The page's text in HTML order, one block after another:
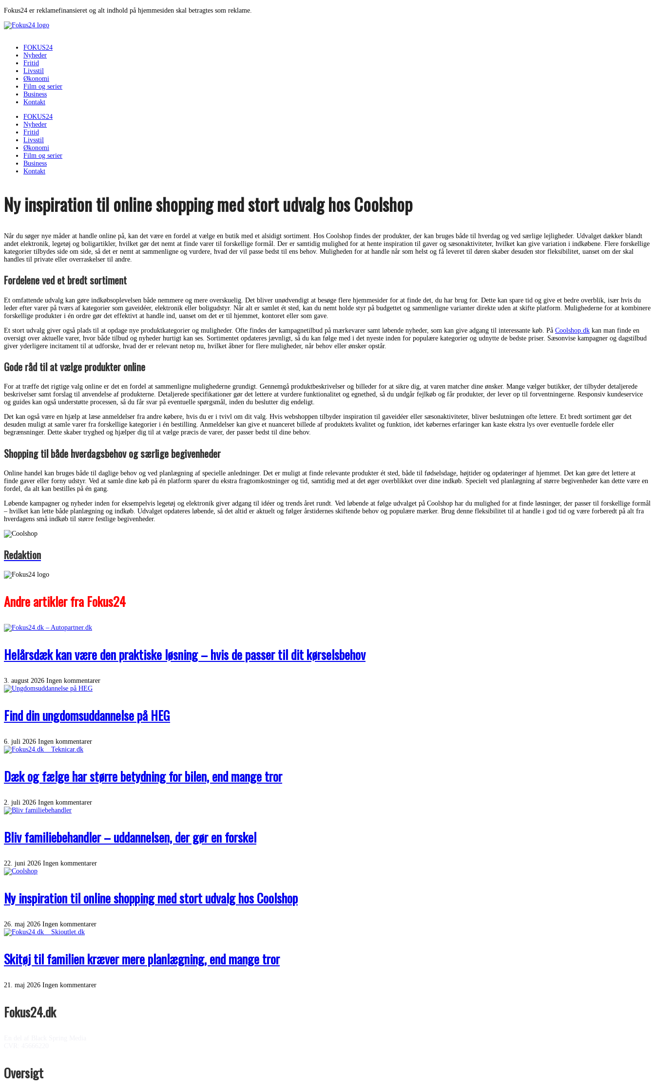
Fokus24 er reklamefinansieret og alt indhold på hjemmesiden skal betragtes som reklame.
FOKUS24
Nyheder
Fritid
Livsstil
Økonomi
Film og serier
Business
Kontakt
FOKUS24
Nyheder
Fritid
Livsstil
Økonomi
Film og serier
Business
Kontakt
Ny inspiration til online shopping med stort udvalg hos Coolshop
Når du søger nye måder at handle online på, kan det være en fordel at vælge en butik med et alsidigt sortiment. Hos Coolshop findes der produkter, der kan bruges både til hverdag og ved særlige lejligheder. Udvalget dækker blandt
andet elektronik, legetøj og boligartikler, hvilket gør det nemt at finde varer til forskellige formål. Der er samtidig mulighed for at hente inspiration til gaver og sæsonaktiviteter, hvilket kan give variation i indkøbene. Flere forskellige
kategorier tilbydes side om side, så det er nemt at sammenligne og vurdere, hvad der vil passe bedst til ens behov. Muligheden for at handle når som helst og få leveret til døren skaber desuden stor fleksibilitet, uanset om der skal
handles til private eller overraskelser til andre.
Fordelene ved et bredt sortiment
Et omfattende udvalg kan gøre indkøbsoplevelsen både nemmere og mere overskuelig. Det bliver unødvendigt at besøge flere hjemmesider for at finde det, du har brug for. Dette kan spare tid og give et bedre overblik, især hvis du
leder efter varer på tværs af kategorier som gaveidéer, elektronik eller boligudstyr. Når alt er samlet ét sted, kan du nemt holde styr på budgettet og sammenligne varianter direkte uden at skifte platform. Mulighederne for at kombinere
forskellige produkter i én ordre gør det effektivt at handle ind, uanset om det er til hjemmet, kontoret eller som gave.
Et stort udvalg giver også plads til at opdage nye produktkategorier og muligheder. Ofte findes der kampagnetilbud på mærkevarer samt løbende nyheder, som kan give adgang til interessante køb. På Coolshop.dk kan man finde en
oversigt over aktuelle varer, hvor både tilbud og nyheder hurtigt kan ses. Sortimentet opdateres jævnligt, så du kan følge med i det nyeste inden for populære kategorier og udnytte de bedste priser. Sæsonvise kampagner og dagstilbud
giver yderligere incitament til at udforske, hvad der er relevant netop nu, hvilket åbner for flere muligheder, når behov eller ønsker opstår.
Gode råd til at vælge produkter online
For at træffe det rigtige valg online er det en fordel at sammenligne mulighederne grundigt. Gennemgå produktbeskrivelser og billeder for at sikre dig, at varen matcher dine ønsker. Mange vælger butikker, der tilbyder detaljerede
beskrivelser samt forslag til anvendelse af produkterne. Detaljerede specifikationer gør det lettere at vurdere funktionalitet og egnethed, så du undgår fejlkøb og får produkter, der lever op til forventningerne. Responsiv kundeservice
og guides kan også understøtte processen, så du får svar på eventuelle spørgsmål, inden du beslutter dig endeligt.
Det kan også være en hjælp at læse anmeldelser fra andre købere, hvis du er i tvivl om dit valg. Hvis webshoppen tilbyder inspiration til gaveidéer eller sæsonaktiviteter, bliver beslutningen ofte lettere. Et bredt sortiment gør det
desuden muligt at samle varer fra forskellige kategorier i én bestilling. Anmeldelser kan give et nuanceret billede af produktets kvalitet og funktion, idet købernes erfaringer kan kaste ekstra lys over eventuelle fordele eller
begrænsninger. Dette skaber tryghed og hjælper dig til at vælge præcis de varer, der passer bedst til dine behov.
Shopping til både hverdagsbehov og særlige begivenheder
Online handel kan bruges både til daglige behov og ved planlægning af specielle anledninger. Det er muligt at finde relevante produkter ét sted, både til fødselsdage, højtider og opdateringer af hjemmet. Det kan gøre det lettere at
finde gaver eller forny udstyr. Ved at samle dine køb på én platform sparer du ekstra fragtomkostninger og tid, samtidig med at det øger overblikket over dine indkøb. Specielt ved planlægning af større begivenheder kan dette være en
fordel, da alt kan bestilles på én gang.
Løbende kampagner og nyheder inden for eksempelvis legetøj og elektronik giver adgang til idéer og trends året rundt. Ved løbende at følge udvalget på Coolshop har du mulighed for at finde løsninger, der passer til forskellige formål
– hvilket kan lette både planlægning og indkøb. Udvalget opdateres løbende, så det altid er aktuelt og følger årstidernes skiftende behov og populære mærker. Brug denne fleksibilitet til at handle i god tid og være forberedt på alt fra
hverdagens små indkøb til større festlige begivenheder.
Redaktion
Andre artikler fra Fokus24
Helårsdæk kan være den praktiske løsning – hvis de passer til dit kørselsbehov
3. august 2026 Ingen kommentarer
Find din ungdomsuddannelse på HEG
6. juli 2026 Ingen kommentarer
Dæk og fælge har større betydning for bilen, end mange tror
2. juli 2026 Ingen kommentarer
Bliv familiebehandler – uddannelsen, der gør en forskel
22. juni 2026 Ingen kommentarer
Ny inspiration til online shopping med stort udvalg hos Coolshop
26. maj 2026 Ingen kommentarer
Skitøj til familien kræver mere planlægning, end mange tror
21. maj 2026 Ingen kommentarer
Fokus24.dk
Oversigt